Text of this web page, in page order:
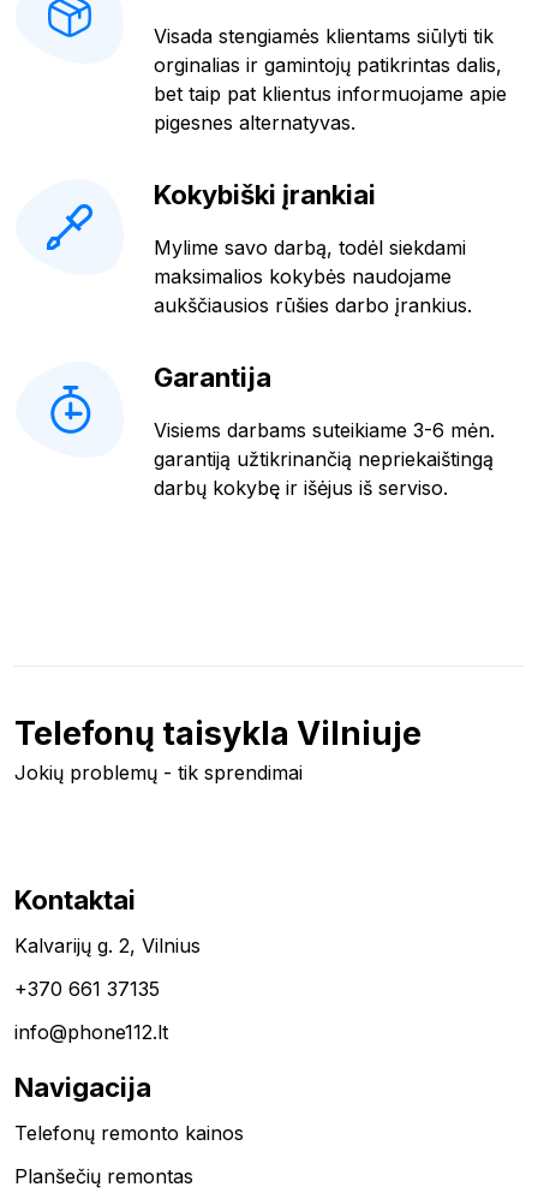
Visada stengiamės klientams siūlyti tik
orginalias ir gamintojų patikrintas dalis,
bet taip pat klientus informuojame apie
pigesnes alternatyvas.
Kokybiški įrankiai
Mylime savo darbą, todėl siekdami
maksimalios kokybės naudojame
aukščiausios rūšies darbo įrankius.
Garantija
Visiems darbams suteikiame 3-6 mėn.
garantiją užtikrinančią nepriekaištingą
darbų kokybę ir išėjus iš serviso.
Telefonų taisykla Vilniuje
Jokių problemų - tik sprendimai
Kontaktai
Kalvarijų g. 2, Vilnius
+370 661 37135
info@phone112.lt
Navigacija
Telefonų remonto kainos
Planšečių remontas